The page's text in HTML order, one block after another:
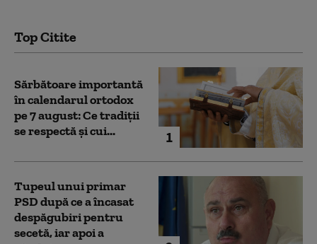
Top Citite
1
Sărbătoare importantă
în calendarul ortodox
pe 7 august: Ce tradiții
se respectă și cui...
Tupeul unui primar
PSD după ce a încasat
despăgubiri pentru
secetă, iar apoi a